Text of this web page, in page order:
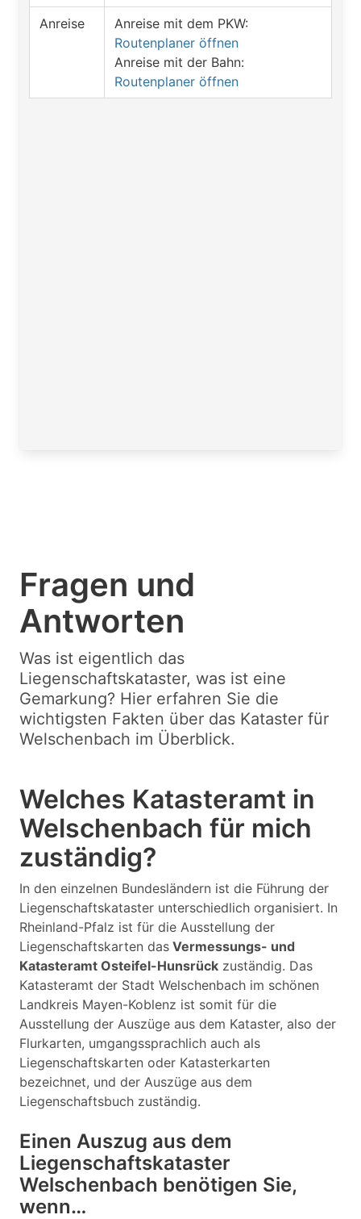
Anreise
Anreise mit dem PKW:
Routenplaner öffnen
Anreise mit der Bahn:
Routenplaner öffnen
Fragen und
Antworten
Was ist eigentlich das
Liegenschaftskataster, was ist eine
Gemarkung? Hier erfahren Sie die
wichtigsten Fakten über das Kataster für
Welschenbach im Überblick.
Welches Katasteramt in
Welschenbach für mich
zuständig?
In den einzelnen Bundesländern ist die Führung der
Liegenschaftskataster unterschiedlich organisiert. In
Rheinland-Pfalz ist für die Ausstellung der
Liegenschaftskarten das Vermessungs- und
Katasteramt Osteifel-Hunsrück zuständig. Das
Katasteramt der Stadt Welschenbach im schönen
Landkreis Mayen-Koblenz ist somit für die
Ausstellung der Auszüge aus dem Kataster, also der
Flurkarten, umgangssprachlich auch als
Liegenschaftskarten oder Katasterkarten
bezeichnet, und der Auszüge aus dem
Liegenschaftsbuch zuständig.
Einen Auszug aus dem
Liegenschaftskataster
Welschenbach benötigen Sie,
wenn…